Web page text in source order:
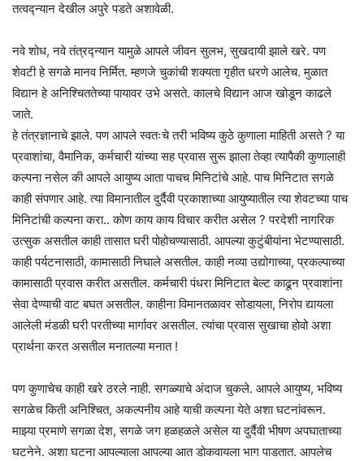
तत्वद्न्यान देखील अपुरे पडते अशावेळी.
नवे शोध, नवे तंत्रद्न्यान यामुळे आपले जीवन सुलभ, सुखदायी झाले खरे. पण
शेवटी हे सगळे मानव निर्मित. म्हणजे चुकांची शक्यता गृहीत धरणे आलेच. मुळात
विद्यान हे अनिश्चिततेच्या पायावर उभे असते. कालचे विद्यान आज खोडून काढले
जाते.
हे तंत्रज्ञानाचे झाले. पण आपले स्वतःचे तरी भविष्य कुठे कुणाला माहिती असते ? या
प्रवाशांचा, वैमानिक, कर्मचारी यांच्या सह प्रवास सुरू झाला तेव्हा त्यापैकी कुणालाही
कल्पना नसेल की आपले आयुष्य आता पाचच मिनिटांचे आहे. पाच मिनिटात सगळे
काही संपणार आहे. त्या विमानातील दुर्दैवी प्रकाशाच्या आयुष्यातील त्या शेवटच्या पाच
मिनिटांची कल्पना करा.. कोण काय काय विचार करीत असेल ? परदेशी नागरिक
उत्सुक असतील काही तासात घरी पोहोचण्यासाठी. आपल्या कुटुंबीयांना भेटण्यासाठी.
काही पर्यटनासाठी, कामासाठी निघाले असतील. काही नव्या उद्योगाच्या, प्रकल्पाच्या
कामासाठी प्रवास करीत असतील. कर्मचारी पंधरा मिनिटात बेल्ट काढून प्रवाशांना
सेवा देण्याची वाट बघत असतील. काहीना विमानतळावर सोडायला, निरोप द्यायला
आलेली मंडळी घरी परतीच्या मार्गावर असतील. त्यांचा प्रवास सुखाचा होवो अशा
प्रार्थना करत असतील मनातल्या मनात !
पण कुणाचेच काही खरे ठरले नाही. सगळ्याचे अंदाज चुकले. आपले आयुष्य, भविष्य
सगळेच किती अनिश्चित, अकल्पनीय आहे याची कल्पना येते अशा घटनांवरून.
माझ्या प्रमाणे सगळा देश, सगळे जग हळहळले असेल या दुर्दैवी भीषण अपघाताच्या
घटनेने. अशा घटना आपल्याला आपल्या आत डोकवायला भाग पाडतात. आपलेच